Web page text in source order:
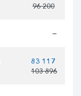
96 200
—
83 117
103 896